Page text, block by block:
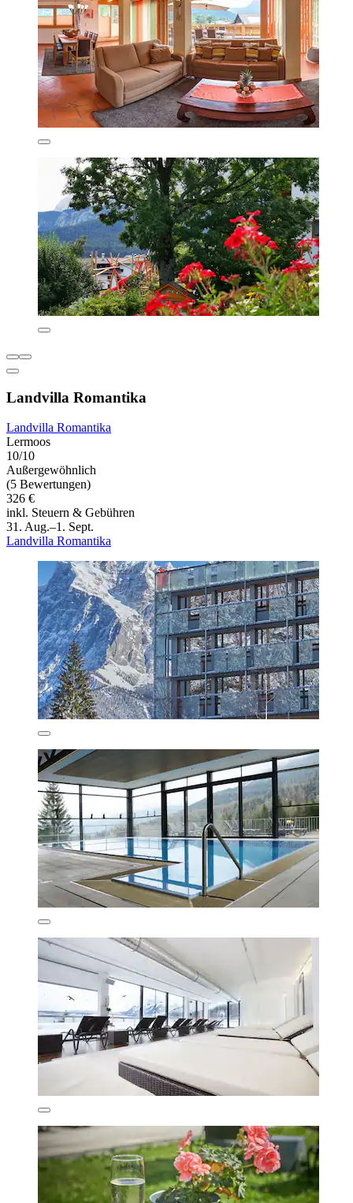
Landvilla Romantika
Landvilla Romantika
Lermoos
10/10
Außergewöhnlich
(5 Bewertungen)
326 €
inkl. Steuern & Gebühren
31. Aug.–1. Sept.
Landvilla Romantika